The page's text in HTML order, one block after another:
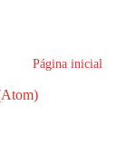
Página inicial